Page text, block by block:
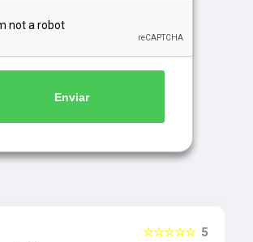
Enviar
5
☆☆☆☆☆